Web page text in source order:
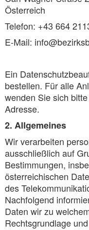
Österreich
Telefon: +43 664
E-Mail:
Ein
bestellen. Für alle
wenden Sie sich
Adresse.
2. Allgemeines
Wir verarbeiten
ausschließlich auf
Bestimmungen,
österreichischen
des
Nachfolgend
Daten wir zu
Rechtsgrundlage